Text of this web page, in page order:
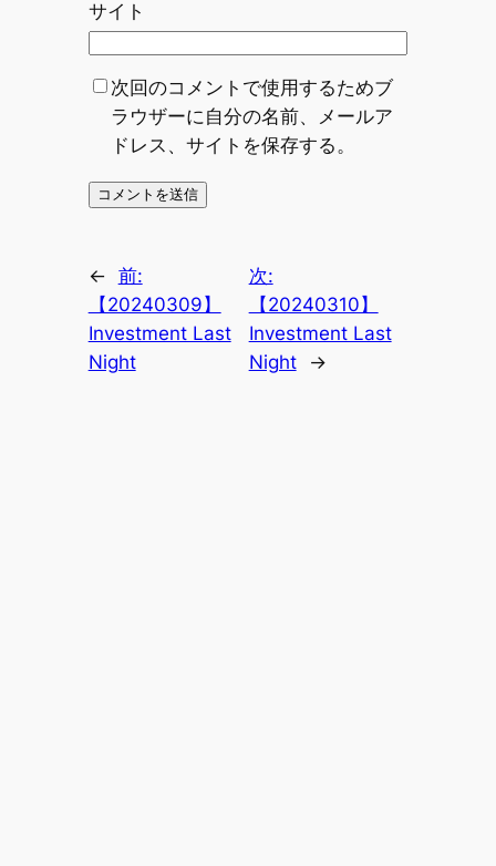
サイト
次回のコメントで使用するためブ
ラウザーに自分の名前、メールア
ドレス、サイトを保存する。
← 前:
【20240309】
Investment Last
Night
次:
【20240310】
Investment Last
Night
→